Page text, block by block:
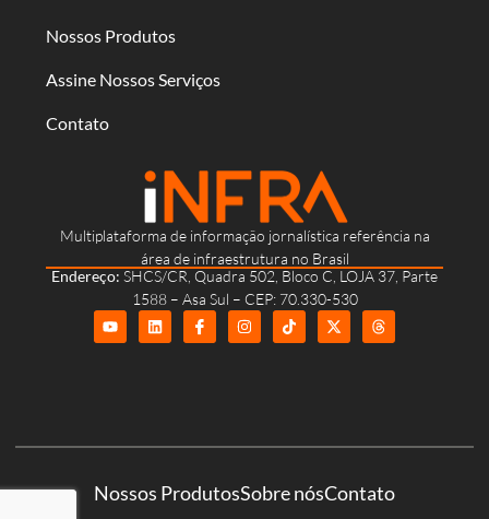
Multiplataforma de informação jornalística referência na
área de infraestrutura no Brasil
Endereço: SHCS/CR, Quadra 502, Bloco C, LOJA 37, Parte
1588 – Asa Sul – CEP: 70.330-530
Nossos Produtos
Assine Nossos Serviços
Contato
Nossos ProdutosSobre nósContato